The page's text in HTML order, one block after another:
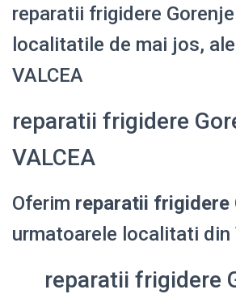
reparatii frigidere
localitatile de mai jos,
VALCEA
reparatii frigidere
VALCEA
Oferim reparatii frigidere
urmatoarele localitati din
reparatii frigidere